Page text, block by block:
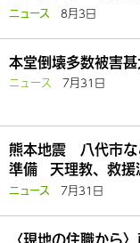
ニュース 8月3日
本堂倒壊多数被害
ニュース 7月31日
熊本地震 八代市な
準備 天理教、救援
ニュース 7月31日
〈現地の住職から